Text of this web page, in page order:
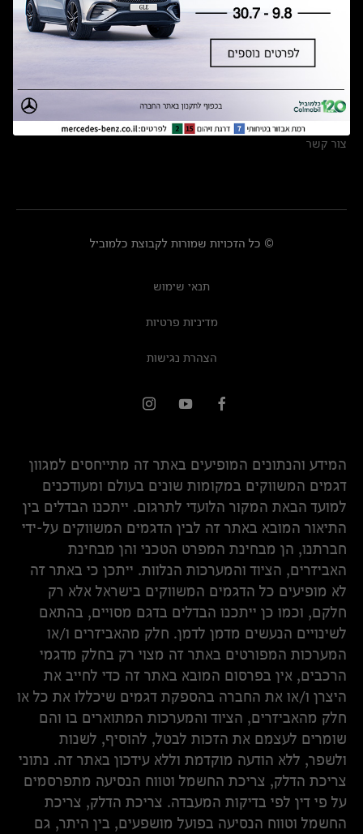
מצאו אותנו
אולמות תצוגה
מרכזי שירות
צור קשר
© כל הזכויות שמורות לקבוצת כלמוביל
תנאי שימוש
מדיניות פרטיות
הצהרת נגישות
המידע והנתונים המופיעים באתר זה מתייחסים למגוון
דגמים המשווקים במקומות שונים בעולם ומעודכנים
למועד הבאת המקור הלועדי לתרגום. ייתכנו הבדלים בין
התיאור המובא באתר זה לבין הדגמים המשווקים על-ידי
חברתנו, הן מבחינת המפרט הטכני והן מבחינת
האביזרים, הציוד והמערכות הנלוות. ייתכן כי באתר זה
לא מופיעים כל הדגמים המשווקים בישראל אלא רק
חלקם, וכמו כן ייתכנו הבדלים בדגם מסויים, בהתאם
לשינויים הנעשים מדמן לדמן. חלק מהאביזרים ו/או
המערכות המפורטים באתר זה מצוי רק בחלק מדגמי
הרכבים, אין בפרסום המובא באתר זה כדי לחייב את
היצרן ו/או את החברה בהספקת דגמים שיכללו את כל או
חלק מהאביזרים, הציוד והמערכות המתוארים בו והם
שומרים לעצמם את הזכות לבטל, להוסיף, לשנות
ולשפר, ללא הודעה מוקדמת וללא עידכון באתר זה. נתוני
צריכת הדלק, צריכת החשמל וטווח הנסיעה מתפרסמים
על פי דין לפי בדיקות המעבדה. צריכת הדלק, צריכת
החשמל וטווח הנסיעה בפועל מושפעים, בין היתר, גם